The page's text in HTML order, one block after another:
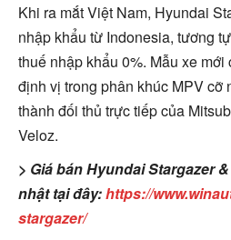
Khi ra mắt Việt Nam, Hyundai
nhập khẩu từ Indonesia, tương
thuế nhập khẩu 0%. Mẫu xe
định vị trong phân khúc MPV cỡ
thành đối thủ trực tiếp của
Veloz.
> Giá bán Hyundai Stargazer
nhật tại đây:https://
stargazer/